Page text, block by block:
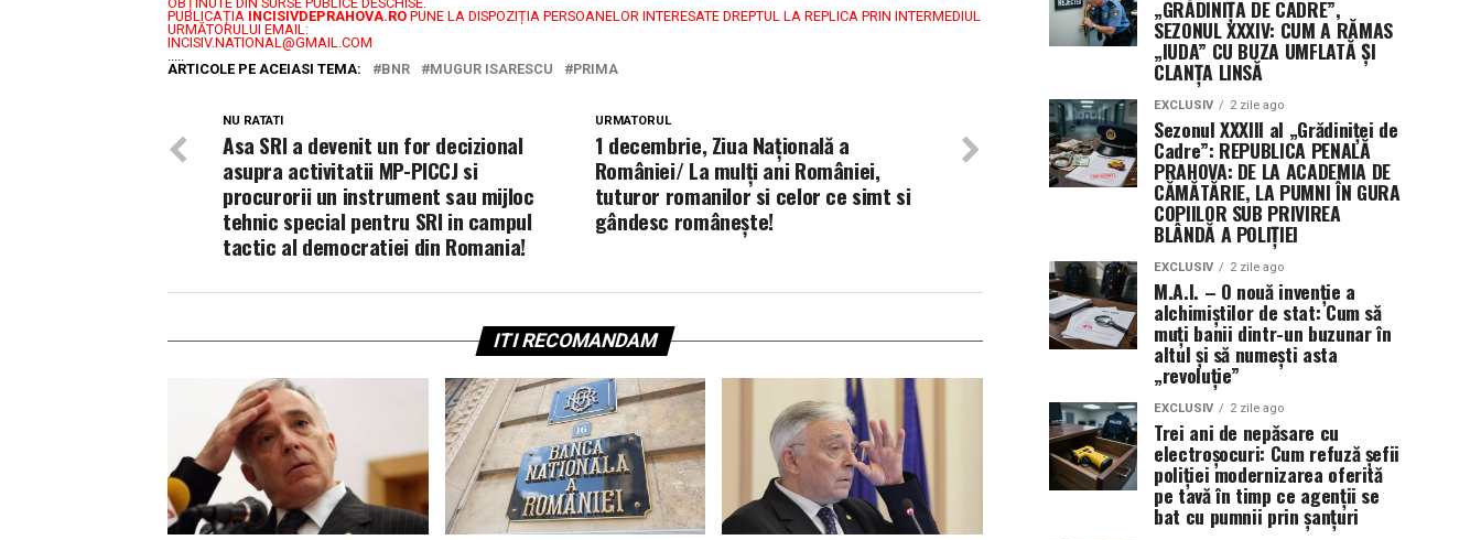
PUBLICAȚIA INCISIVDEPRAHOVA.RO PUNE LA DISPOZIȚIA PERSOANELOR INTERESATE DREPTUL LA REPLICA PRIN INTERMEDIUL
URMĂTORULUI EMAIL:
INCISIV.NATIONAL@GMAIL.COM
.....
ARTICOLE PE ACEIASI TEMA:
BNR MUGUR ISARESCU PRIMA
URMATORUL
1 decembrie, Ziua Naţională a
României/ La mulți ani României,
tuturor romanilor si celor ce simt si
gândesc românește!
NU RATATI
Asa SRI a devenit un for decizional
asupra activitatii MP-PICCJ si
procurorii un instrument sau mijloc
tehnic special pentru SRI in campul
tactic al democratiei din Romania!
ITI RECOMANDAM
„GRĂDINIȚA DE CADRE”,
SEZONUL XXXIV: CUM A RĂMAS
„IUDA” CU BUZA UMFLATĂ ȘI
CLANȚA LINSĂ
EXCLUSIV 2 zile ago
Sezonul XXXIII al „Grădiniței de
Cadre”: REPUBLICA PENALĂ
PRAHOVA: DE LA ACADEMIA DE
CĂMĂTĂRIE, LA PUMNI ÎN GURA
COPIILOR SUB PRIVIREA
BLÂNDĂ A POLIȚIEI
EXCLUSIV 2 zile ago
M.A.I. – O nouă invenție a
alchimiștilor de stat: Cum să
muți banii dintr-un buzunar în
altul și să numești asta
„revoluție”
EXCLUSIV 2 zile ago
Trei ani de nepăsare cu
electroșocuri: Cum refuză șefii
poliției modernizarea oferită
pe tavă în timp ce agenții se
bat cu pumnii prin șanțuri